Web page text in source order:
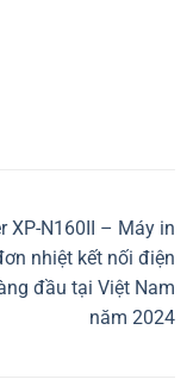
XP-N160II – Máy in
nhiệt kết nối điện
đầu tại Việt Nam
năm 2024